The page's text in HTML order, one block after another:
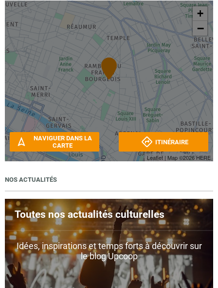
+
−
Leaflet | Map ©2026HERE
NAVIGUER DANS LA
CARTE
ITINÉRAIRE
NOS ACTUALITÉS
Toutes nos actualités culturelles
Idées, inspirations et temps forts à découvrir sur
le blog Upcoop